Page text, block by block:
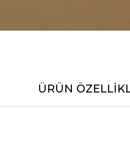
ÜRÜN